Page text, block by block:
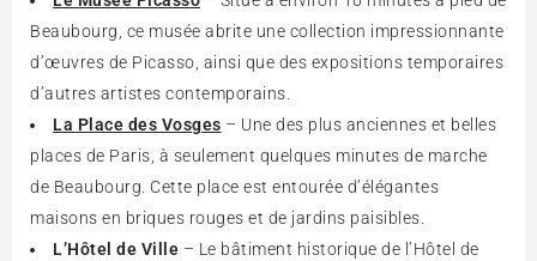
Beaubourg, ce musée abrite une collection impressionnante
d’œuvres de Picasso, ainsi que des expositions temporaires
d’autres artistes contemporains.
La Place des Vosges – Une des plus anciennes et belles
places de Paris, à seulement quelques minutes de marche
de Beaubourg. Cette place est entourée d’élégantes
maisons en briques rouges et de jardins paisibles.
L’Hôtel de Ville – Le bâtiment historique de l’Hôtel de